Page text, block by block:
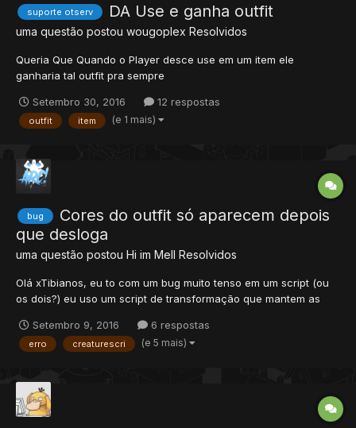
suporte otserv DA Use e ganha outfit
uma questão postou wougoplex Resolvidos
Queria Que Quando o Player desce use em um item ele
ganharia tal outfit pra sempre
Setembro 30, 2016 12 respostas
outfit item (e 1 mais)
bug
Cores do outfit só aparecem depois
que desloga
uma questão postou Hi im Mell Resolvidos
Olá xTibianos, eu to com um bug muito tenso em um script (ou
os dois?) eu uso um script de transformação que mantem as
transformar ele pode mudar as cores à vontade que as cores
vão mudar na hora, mas depois que ele se transforma, ele
Setembro 9, 2016 6 respostas
erro creaturescri (e 5 mais)